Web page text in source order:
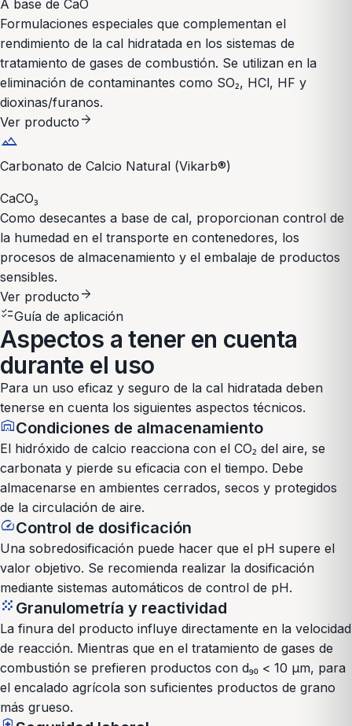
A base de CaO
Formulaciones especiales que complementan el
rendimiento de la cal hidratada en los sistemas de
tratamiento de gases de combustión. Se utilizan en la
eliminación de contaminantes como SO₂, HCl, HF y
dioxinas/furanos.
Ver producto arrow_forward
landscape
Carbonato de Calcio Natural (Vikarb®)
CaCO₃
Como desecantes a base de cal, proporcionan control de
la humedad en el transporte en contenedores, los
procesos de almacenamiento y el embalaje de productos
sensibles.
Ver producto arrow_forward
checklistGuía de aplicación
Aspectos a tener en cuenta
durante el uso
Para un uso eficaz y seguro de la cal hidratada deben
tenerse en cuenta los siguientes aspectos técnicos.
warehouseCondiciones de almacenamiento
El hidróxido de calcio reacciona con el CO₂ del aire, se
carbonata y pierde su eficacia con el tiempo. Debe
almacenarse en ambientes cerrados, secos y protegidos
de la circulación de aire.
speedControl de dosificación
Una sobredosificación puede hacer que el pH supere el
valor objetivo. Se recomienda realizar la dosificación
mediante sistemas automáticos de control de pH.
grain Granulometría y reactividad
La finura del producto influye directamente en la velocidad
de reacción. Mientras que en el tratamiento de gases de
combustión se prefieren productos con d₉₀ < 10 µm, para
el encalado agrícola son suficientes productos de grano
más grueso.